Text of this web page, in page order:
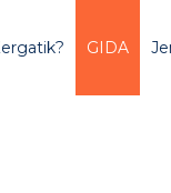
GIDA